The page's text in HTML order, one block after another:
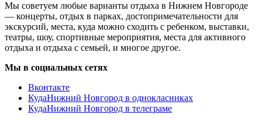
Мы советуем любые варианты отдыха в Нижнем Новгороде
— концерты, отдых в парках, достопримечательности для
экскурсий, места, куда можно сходить с ребенком, выставки,
театры, шоу, спортивные мероприятия, места для активного
отдыха и отдыха с семьей, и многое другое.
Мы в социальных сетях
Вконтакте
КудаНижний Новгород в однокласниках
КудаНижний Новгород в телеграме